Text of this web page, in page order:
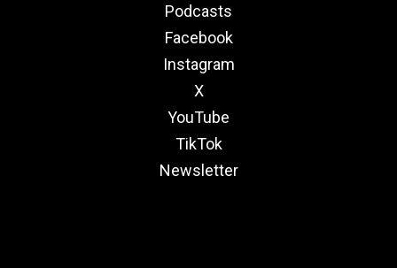
Podcasts
Facebook
Instagram
X
YouTube
TikTok
Newsletter